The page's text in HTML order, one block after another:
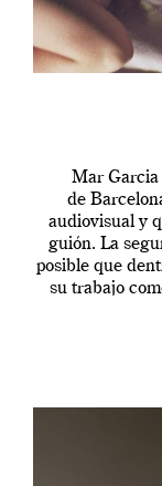
Mar Garcia
de
audiovisual y
guión. La
posible que
su trabajo